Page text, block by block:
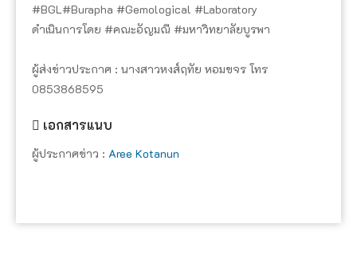
#BGL#Burapha #Gemological #Laboratory
ดำเนินการโดย #คณะอัญมณี #มหาวิทยาลัยบูรพา
ผู้ส่งข่าวประกาศ : นางสาวหงส์ฤทัย หอมขจร โทร
0853868595
เอกสารแนบ
ผู้ประกาศข่าว : Aree Kotanun